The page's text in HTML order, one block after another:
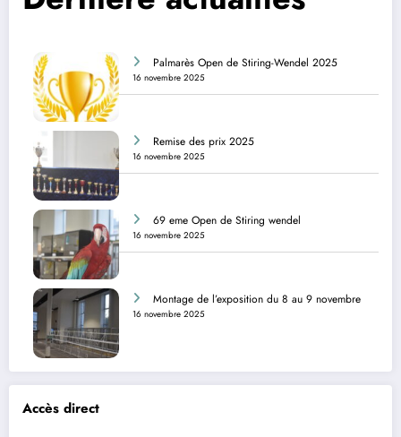
Palmarès Open de Stiring-Wendel 2025
16 novembre 2025
Remise des prix 2025
16 novembre 2025
69 eme Open de Stiring wendel
16 novembre 2025
Montage de l’exposition du 8 au 9 novembre
16 novembre 2025
Accès direct